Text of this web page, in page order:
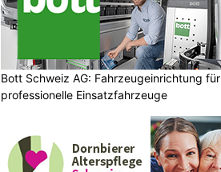
Bott Schweiz AG: Fahrzeugeinrichtung für
professionelle Einsatzfahrzeuge